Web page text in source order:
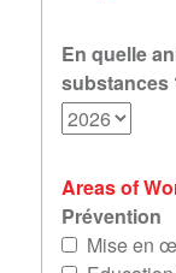
En quelle
substances
Areas of
Prévention
Mise en